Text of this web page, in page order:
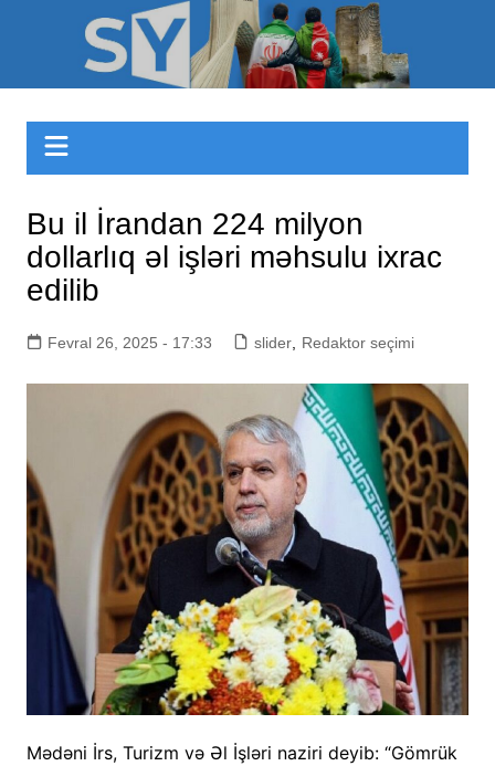
Sizinyol.org
Bu il İrandan 224 milyon
dollarlıq əl işləri məhsulu ixrac
edilib
Fevral 26, 2025 - 17:33 slider, Redaktor seçimi
Mədəni İrs, Turizm və Əl İşləri naziri deyib: “Gömrük